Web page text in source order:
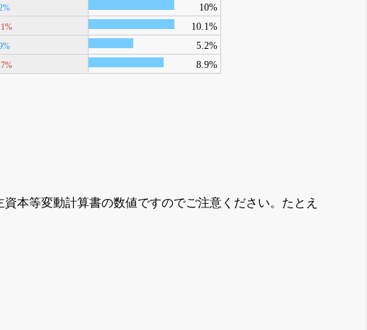
10%
10.1%
5.2%
8.9%
本等変動計算書の数値ですのでご注意ください。たとえ